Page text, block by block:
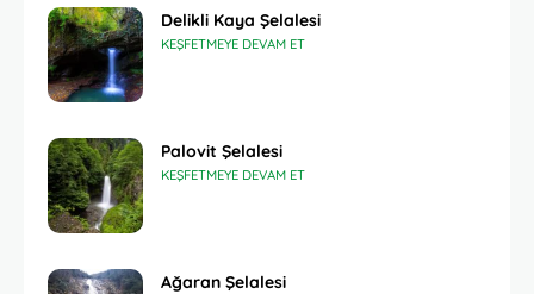
Delikli Kaya Şelalesi
KEŞFETMEYE DEVAM ET
Palovit Şelalesi
KEŞFETMEYE DEVAM ET
Ağaran Şelalesi